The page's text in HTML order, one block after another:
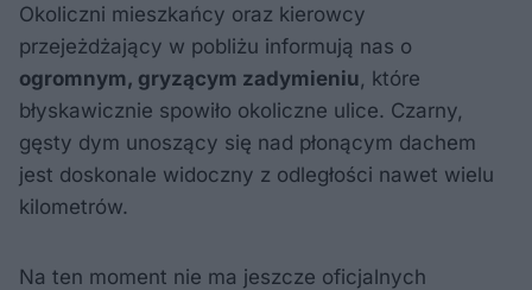
Okoliczni mieszkańcy oraz kierowcy
przejeżdżający w pobliżu informują nas o
ogromnym, gryzącym zadymieniu , które
błyskawicznie spowiło okoliczne ulice. Czarny,
gęsty dym unoszący się nad płonącym dachem
jest doskonale widoczny z odległości nawet wielu
kilometrów.
Na ten moment nie ma jeszcze oficjalnych